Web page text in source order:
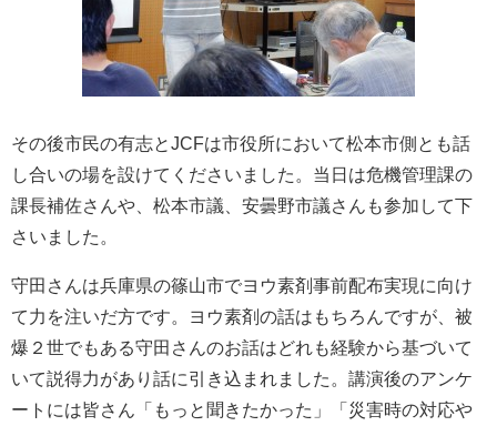
その後市民の有志とJCFは市役所において松本市側とも話
し合いの場を設けてくださいました。当日は危機管理課の
課長補佐さんや、松本市議、安曇野市議さんも参加して下
さいました。
守田さんは兵庫県の篠山市でヨウ素剤事前配布実現に向け
て力を注いだ方です。ヨウ素剤の話はもちろんですが、被
爆２世でもある守田さんのお話はどれも経験から基づいて
いて説得力があり話に引き込まれました。講演後のアンケ
ートには皆さん「もっと聞きたかった」「災害時の対応や